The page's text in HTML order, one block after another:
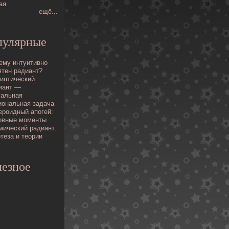
ещё...
интуитивно
радиант?
—
задача
апогей:
моменты
радиант:
и теории